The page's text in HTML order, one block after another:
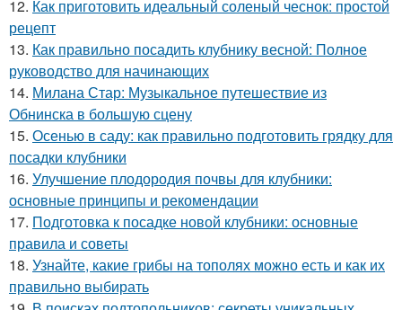
12. Как приготовить идеальный соленый чеснок: простой
рецепт
13. Как правильно посадить клубнику весной: Полное
руководство для начинающих
14. Милана Стар: Музыкальное путешествие из
Обнинска в большую сцену
15. Осенью в саду: как правильно подготовить грядку для
посадки клубники
16. Улучшение плодородия почвы для клубники:
основные принципы и рекомендации
17. Подготовка к посадке новой клубники: основные
правила и советы
18. Узнайте, какие грибы на тополях можно есть и как их
правильно выбирать